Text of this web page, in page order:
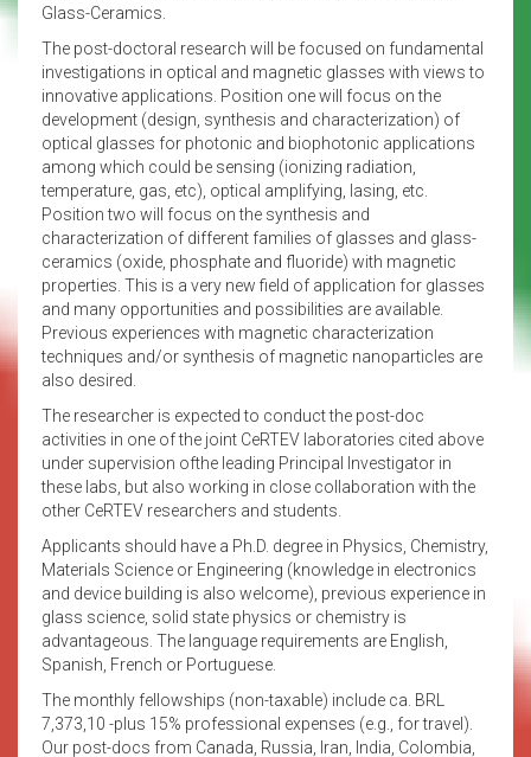
Glass-Ceramics.
The post-doctoral research will be focused on fundamental
investigations in optical and magnetic glasses with views to
innovative applications. Position one will focus on the
development (design, synthesis and characterization) of
optical glasses for photonic and biophotonic applications
among which could be sensing (ionizing radiation,
temperature, gas, etc), optical amplifying, lasing, etc.
Position two will focus on the synthesis and
characterization of different families of glasses and glass-
ceramics (oxide, phosphate and fluoride) with magnetic
properties. This is a very new field of application for glasses
and many opportunities and possibilities are available.
Previous experiences with magnetic characterization
techniques and/or synthesis of magnetic nanoparticles are
also desired.
The researcher is expected to conduct the post-doc
activities in one of the joint CeRTEV laboratories cited above
under supervision ofthe leading Principal Investigator in
these labs, but also working in close collaboration with the
other CeRTEV researchers and students.
Applicants should have a Ph.D. degree in Physics, Chemistry,
Materials Science or Engineering (knowledge in electronics
and device building is also welcome), previous experience in
glass science, solid state physics or chemistry is
advantageous. The language requirements are English,
Spanish, French or Portuguese.
The monthly fellowships (non-taxable) include ca. BRL
7,373,10 -plus 15% professional expenses (e.g., for travel).
Our post-docs from Canada, Russia, Iran, India, Colombia,